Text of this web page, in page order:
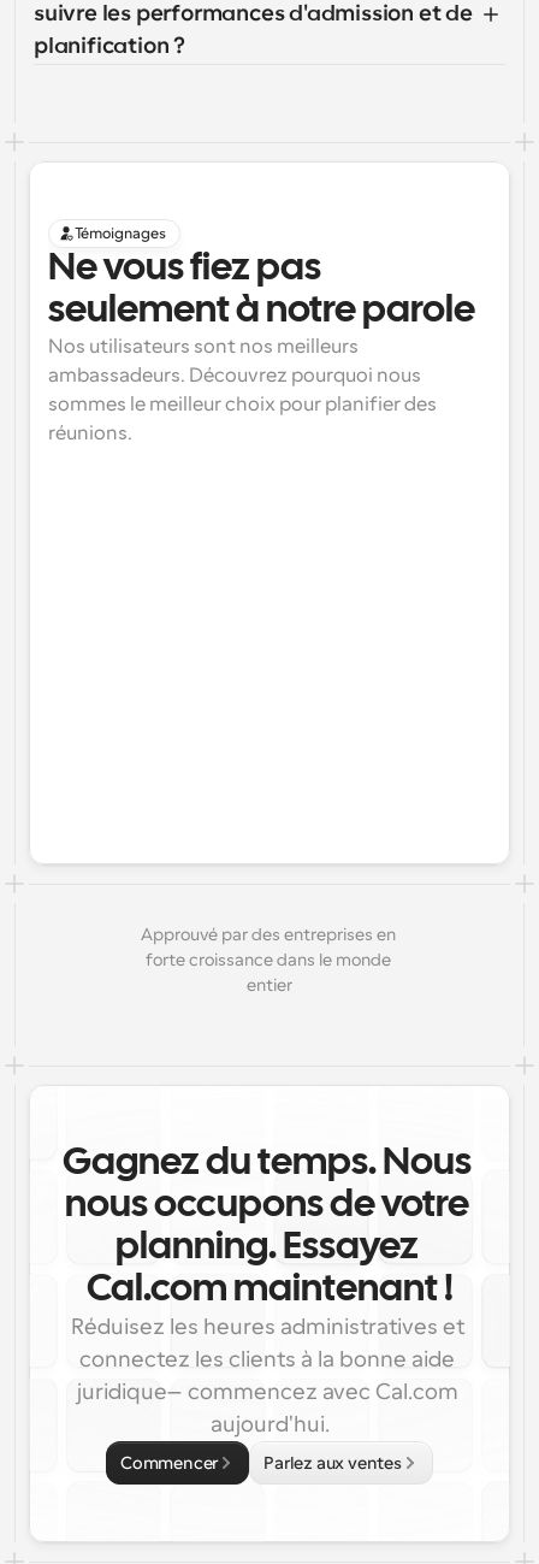
suivre les performances d'admission et de
planification ?
Témoignages
Ne vous fiez pas
seulement à notre parole
Nos utilisateurs sont nos meilleurs
ambassadeurs. Découvrez pourquoi nous
sommes le meilleur choix pour planifier des
réunions.
Approuvé par des entreprises en
forte croissance dans le monde
entier
Gagnez du temps. Nous
nous occupons de votre
planning. Essayez
Cal.com maintenant !
Réduisez les heures administratives et
connectez les clients à la bonne aide
juridique—commencez avec Cal.com
aujourd'hui.
Commencer Parlez aux ventes